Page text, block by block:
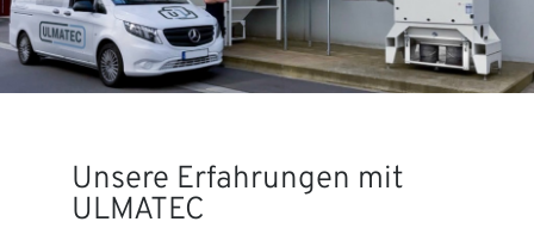
Unsere Erfahrungen mit
ULMATEC